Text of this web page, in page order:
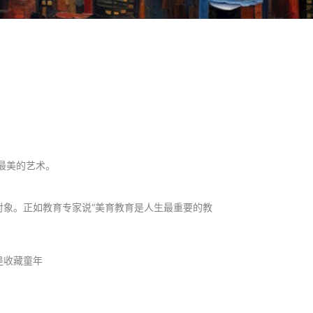
的艺术。
。正如教育专家说“美育教育是人生最重要的教
收藏童年